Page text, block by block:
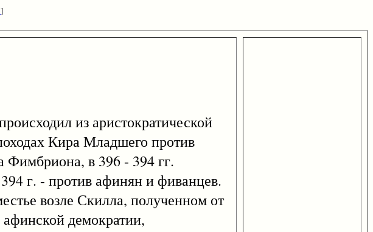
]
из аристократической
Кира Младшего против
Фимбриона, в 396 - 394 гг.
г. - против афинян и фиванцев.
возле Скилла, полученном от
демократии,